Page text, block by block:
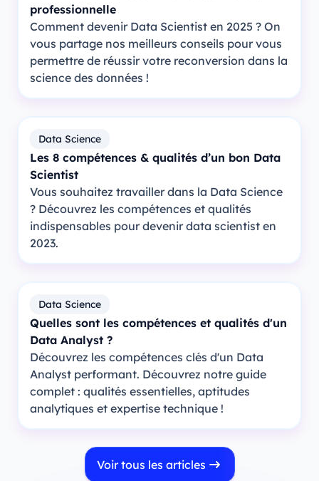
professionnelle
Comment devenir Data Scientist en 2025 ? On
vous partage nos meilleurs conseils pour vous
permettre de réussir votre reconversion dans la
science des données !
Data Science
Les 8 compétences & qualités d’un bon Data
Scientist
Vous souhaitez travailler dans la Data Science
? Découvrez les compétences et qualités
indispensables pour devenir data scientist en
2023.
Data Science
Quelles sont les compétences et qualités d'un
Data Analyst ?
Découvrez les compétences clés d'un Data
Analyst performant. Découvrez notre guide
complet : qualités essentielles, aptitudes
analytiques et expertise technique !
Voir tous les articles